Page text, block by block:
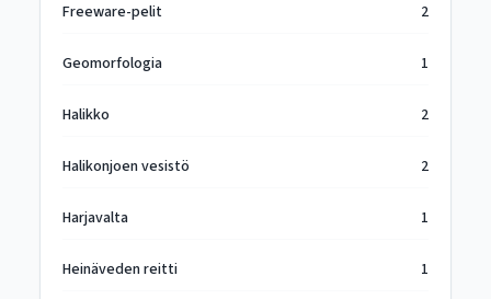
Freeware-pelit 2
Geomorfologia 1
Halikko 2
Halikonjoen vesistö 2
Harjavalta 1
Heinäveden reitti 1